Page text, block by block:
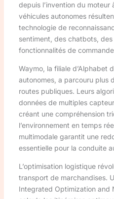
depuis l’invention du moteur
véhicules autonomes
technologie de
sentiment, des chatbots,
fonctionnalités de
Waymo, la filiale d’Alphabet
autonomes, a parcouru plus
routes publiques. Leurs
données de multiples
créant une compréhension
l’environnement en temps
multimodale garantit une
essentielle pour la conduite
L’optimisation logistique
transport de marchandises.
Integrated Optimization and